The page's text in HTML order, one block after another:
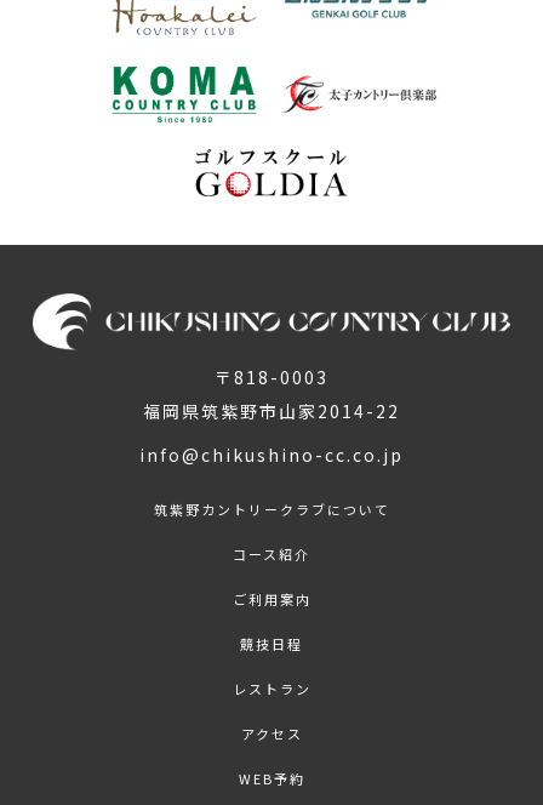
〒818-0003
福岡県筑紫野市山家2014-22
info@chikushino-cc.co.jp
筑紫野カントリークラブについて
コース紹介
ご利用案内
競技日程
レストラン
アクセス
WEB予約